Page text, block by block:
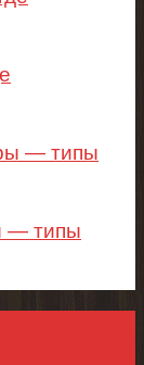
— типы